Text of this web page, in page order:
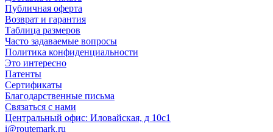
Публичная оферта
Возврат и гарантия
Таблица размеров
Часто задаваемые вопросы
Политика конфиденциальности
Это интересно
Патенты
Сертификаты
Благодарственные письма
Связаться с нами
Центральный офис: Иловайская, д 10с1
i@routemark.ru